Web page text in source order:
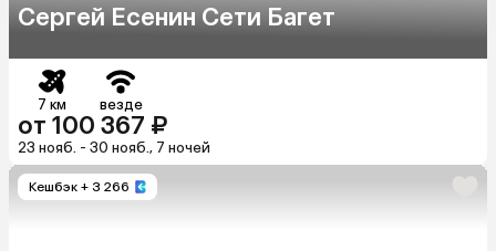
Сергей Есенин Сети Багет
7 км везде
от 100 367 ₽
23 нояб. - 30 нояб., 7 ночей
Кешбэк + 3 266